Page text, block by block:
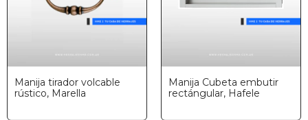
Manija tirador volcable
rústico, Marella
Manija Cubeta embutir
rectángular, Hafele